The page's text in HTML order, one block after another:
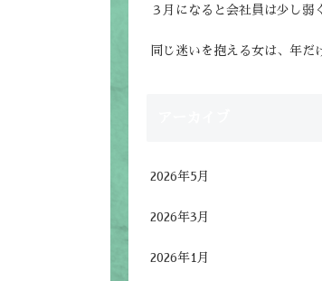
３月になると会社員は少し弱
同じ迷いを抱える女は、年だ
2026年5月
2026年3月
2026年1月